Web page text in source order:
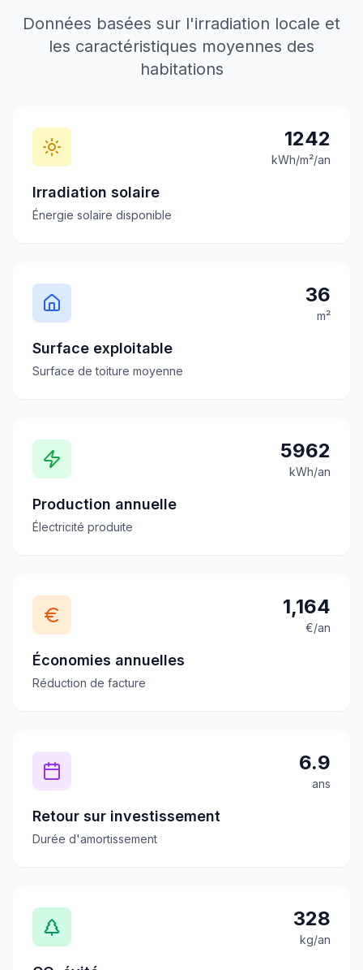
Données basées sur l'irradiation locale et
les caractéristiques moyennes des
habitations
1242
kWh/m²/an
Irradiation solaire
Énergie solaire disponible
36
m²
Surface exploitable
Surface de toiture moyenne
5962
kWh/an
Production annuelle
Électricité produite
1,164
€/an
Économies annuelles
Réduction de facture
6.9
ans
Retour sur investissement
Durée d'amortissement
328
kg/an